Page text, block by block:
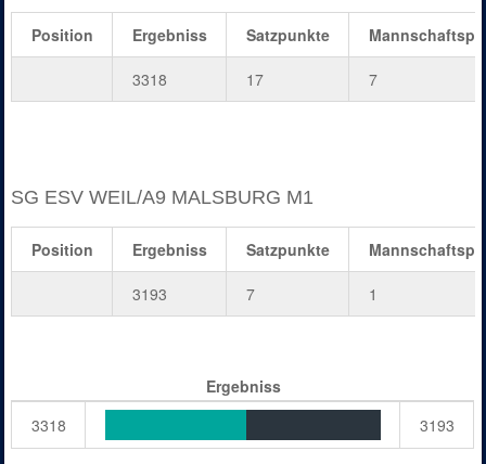
Position Ergebniss Satzpunkte
3318 17 7
SG ESV WEIL/A9 MALSBURG M1
Position Ergebniss Satzpunkte
3193 7 1
Ergebniss
3318
3193